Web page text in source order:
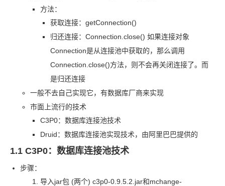
方法：
获取连接：getConnection()
归还连接：Connection.close() 如果连接对象
Connection是从连接池中获取的，那么调用
Connection.close()方法，则不会再关闭连接了。而
是归还连接
一般不去自己实现它，有数据库厂商来实现
市面上流行的技术
C3P0：数据库连接池技术
Druid：数据库连接池实现技术，由阿里巴巴提供的
1.1 C3P0：数据库连接池技术
步骤：
导入jar包 (两个) c3p0-0.9.5.2.jar和mchange-